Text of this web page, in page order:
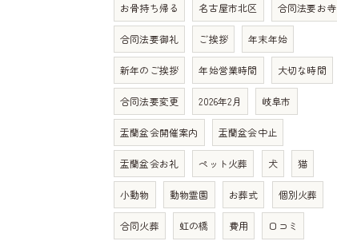
お骨持ち帰る 名古屋市北区 合同法要お寺
合同法要御礼 ご挨拶 年末年始
新年のご挨拶 年始営業時間 大切な時間
合同法要変更 2026年2月 岐阜市
盂蘭盆会開催案内 盂蘭盆会中止
盂蘭盆会お礼 ペット火葬 犬 猫
小動物 動物霊園 お葬式 個別火葬
合同火葬 虹の橋 費用 口コミ